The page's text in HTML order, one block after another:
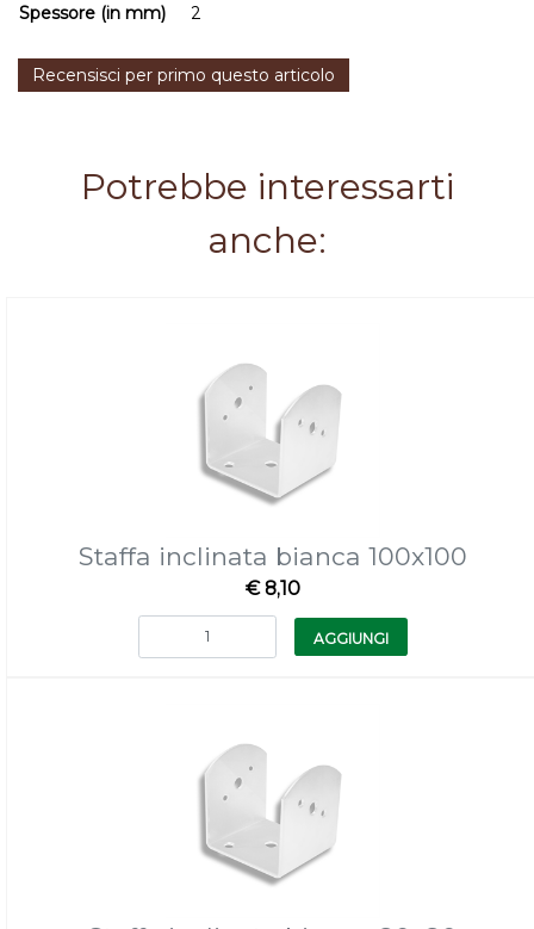
Spessore (in mm)
2
Recensisci per primo questo articolo
Potrebbe interessarti
anche:
Staffa inclinata bianca 100x100
€ 8,10
Quantità
AGGIUNGI